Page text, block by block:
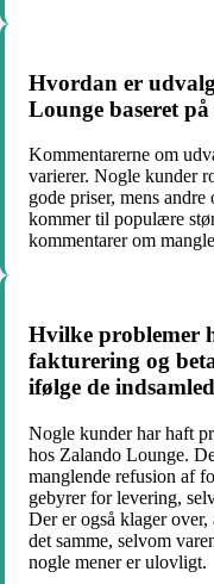
Hvordan er
Lounge baseret
Kommentarerne om
varierer. Nogle kunder
gode priser, mens
kommer til populære
kommentarer om
Hvilke problemer
fakturering og
ifølge de
Nogle kunder har haft
hos Zalando Lounge.
manglende refusion af
gebyrer for levering,
Der er også klager
det samme, selvom
nogle mener er ulovligt.